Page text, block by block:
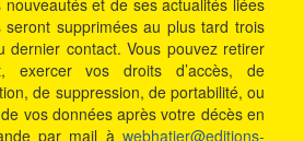
et de ses actualités liées
supprimées au plus tard trois
dernier contact. Vous pouvez retirer
exercer vos droits d’accès, de
de suppression, de portabilité, ou
vos données après votre décès en
par mail à webhatier@editions-